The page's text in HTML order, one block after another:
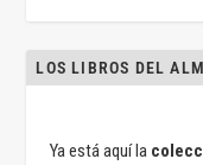
LOS LIBROS DEL
Ya está aquí la